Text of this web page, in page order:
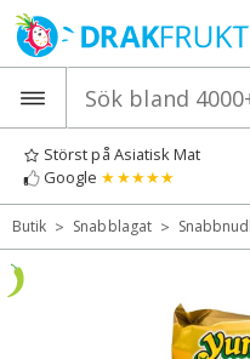
Hoppa
till
innehåll
Störst på Asiatisk Mat
Google ★★★★★
Butik > Snabblagat >